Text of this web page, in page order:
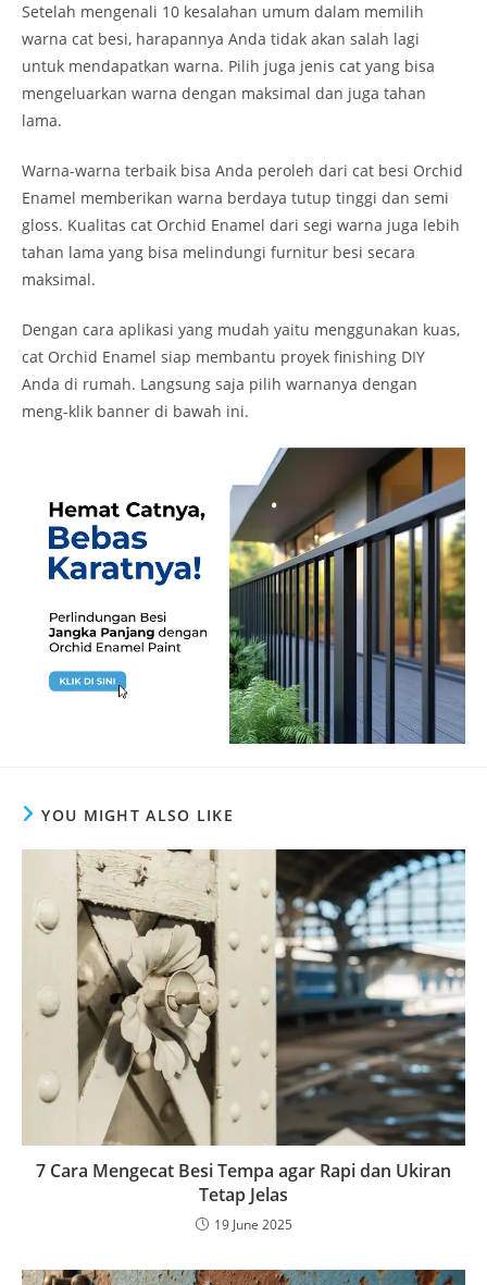
Setelah mengenali 10 kesalahan umum dalam memilih
warna cat besi, harapannya Anda tidak akan salah lagi
untuk mendapatkan warna. Pilih juga jenis cat yang bisa
mengeluarkan warna dengan maksimal dan juga tahan
lama.
Warna-warna terbaik bisa Anda peroleh dari cat besi Orchid
Enamel memberikan warna berdaya tutup tinggi dan semi
gloss. Kualitas cat Orchid Enamel dari segi warna juga lebih
tahan lama yang bisa melindungi furnitur besi secara
maksimal.
Dengan cara aplikasi yang mudah yaitu menggunakan kuas,
cat Orchid Enamel siap membantu proyek finishing DIY
Anda di rumah. Langsung saja pilih warnanya dengan
meng-klik banner di bawah ini.
YOU MIGHT ALSO LIKE
7 Cara Mengecat Besi Tempa agar Rapi dan Ukiran
Tetap Jelas
19 June 2025